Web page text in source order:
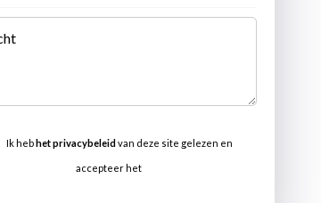
Ik hebhet privacybeleidvan deze site gelezen en
accepteer het